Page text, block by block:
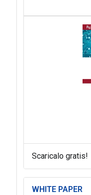
Scaricalo gratis!
WHITE PAPER